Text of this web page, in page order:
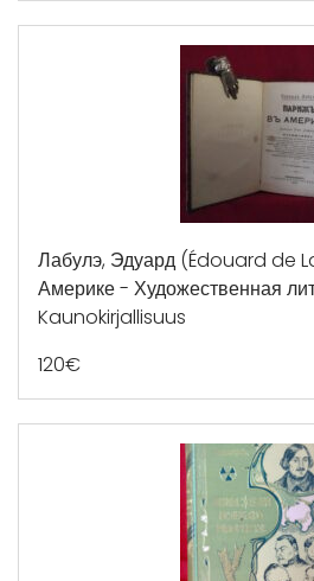
Лабулэ, Эдуард (Édouard de
Америке - Художественная
Kaunokirjallisuus
120€